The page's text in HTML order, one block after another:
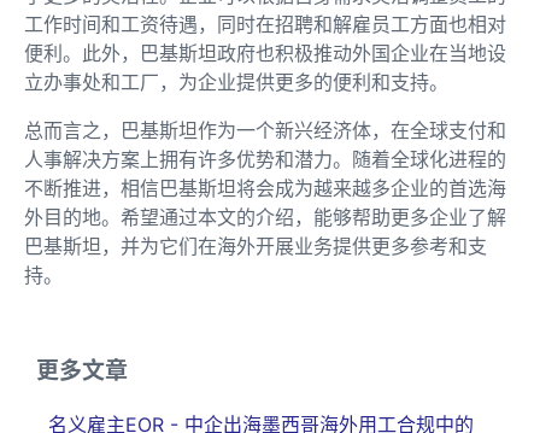
工作时间和工资待遇，同时在招聘和解雇员工方面也相对
便利。此外，巴基斯坦政府也积极推动外国企业在当地设
立办事处和工厂，为企业提供更多的便利和支持。
总而言之，巴基斯坦作为一个新兴经济体，在全球支付和
人事解决方案上拥有许多优势和潜力。随着全球化进程的
不断推进，相信巴基斯坦将会成为越来越多企业的首选海
外目的地。希望通过本文的介绍，能够帮助更多企业了解
巴基斯坦，并为它们在海外开展业务提供更多参考和支
持。
更多文章
名义雇主EOR - 中企出海墨西哥海外用工合规中的